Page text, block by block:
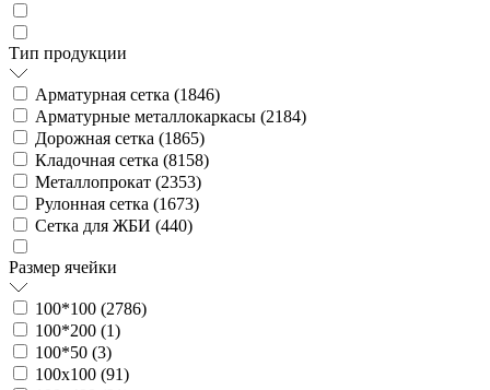
Тип продукции
Арматурная сетка (1846)
Арматурные металлокаркасы (2184)
Дорожная сетка (1865)
Кладочная сетка (8158)
Металлопрокат (2353)
Рулонная сетка (1673)
Сетка для ЖБИ (440)
Размер ячейки
100*100 (2786)
100*200 (1)
100*50 (3)
100х100 (91)